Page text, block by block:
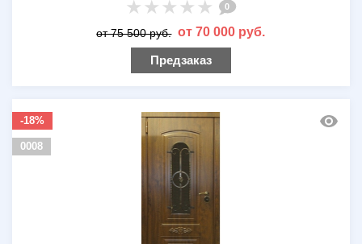
0
от 75 500 руб. от 70 000 руб.
Предзаказ
-18%
0008